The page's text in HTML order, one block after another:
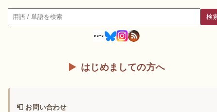
検索
検
はじめましての方へ
📮 お問い合わせ